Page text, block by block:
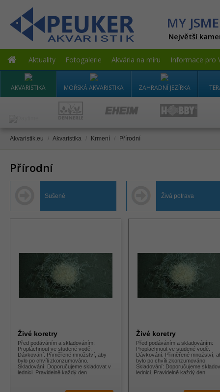
MY
Největší
Aktuality Fotogalerie Akvária na míru Informace pro
AKVARISTIKA MOŘSKÁ AKVARISTIKA ZAHRADNÍ JEZÍRKA
Akvaristik.eu / Akvaristika / Krmení / Přírodní
Přírodní
Sušené Živá potrava
Živé koretry
Před podáváním a skladováním:
Propláchnout ve studené vodě.
Dávkování: Přiměřené množství, aby
bylo po chvíli zkonzumováno.
Skladování: Doporučujeme skladovat v
lednici. Pravidelně každý den
Živé koretry
Před podáváním a skladováním:
Propláchnout ve studené vodě.
Dávkování: Přiměřené množství,
bylo po chvíli zkonzumováno.
Skladování: Doporučujeme
lednici. Pravidelně každý den